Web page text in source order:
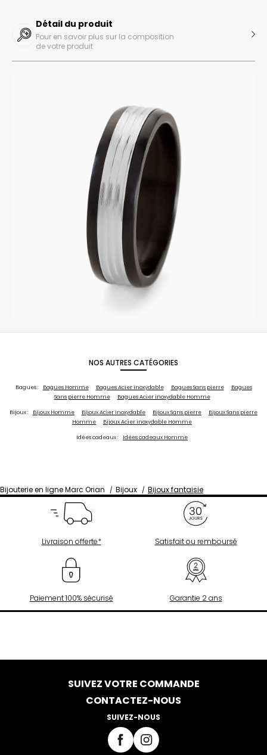
Détail du produit
Pour en savoir plus sur la composition
de votre produit
NOS AUTRES CATÉGORIES
Bagues : Bagues Homme Bagues Acier inoxydable Bagues Sans pierre
Bagues
Sans pierre Homme
Bagues Acier inoxydable Homme
Bijoux : Bijoux Homme Bijoux Acier inoxydable Bijoux Sans pierre
Bijoux Sans pierre
Homme
Bijoux Acier inoxydable Homme
Idées cadeaux : Idées cadeaux Homme
Bijouterie en ligne Marc Orian Bijoux Bijoux fantaisie
Livraison offerte* Satisfait ou remboursé
Paiement 100% sécurisé Garantie 2 ans
SUIVEZ VOTRE COMMANDE
CONTACTEZ-NOUS
SUIVEZ-NOUS